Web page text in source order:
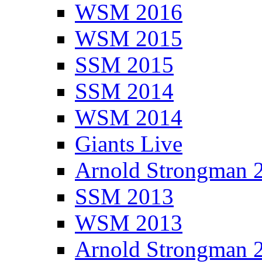
WSM 2016
WSM 2015
SSM 2015
SSM 2014
WSM 2014
Giants Live
Arnold Strongman
SSM 2013
WSM 2013
Arnold Strongman